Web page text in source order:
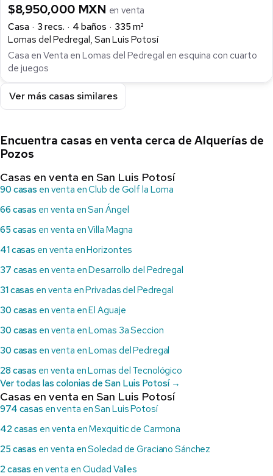
$8,950,000 MXN en venta
Casa
3 recs. 4 baños
335 m²
Lomas del Pedregal, San Luis Potosí
Casa en Venta en Lomas del Pedregal en esquina con cuarto
de juegos
Ver más casas similares
Encuentra casas en venta cerca de Alquerías de
Pozos
Casas en venta en San Luis Potosí
90 casas en venta en Club de Golf la Loma
66 casas en venta en San Ángel
65 casas en venta en Villa Magna
41 casas en venta en Horizontes
37 casas en venta en Desarrollo del Pedregal
31 casas en venta en Privadas del Pedregal
30 casas en venta en El Aguaje
30 casas en venta en Lomas 3a Seccion
30 casas en venta en Lomas del Pedregal
28 casas en venta en Lomas del Tecnológico
Ver todas las colonias de San Luis Potosí →
Casas en venta en San Luis Potosí
974 casas en venta en San Luis Potosí
42 casas en venta en Mexquitic de Carmona
25 casas en venta en Soledad de Graciano Sánchez
2 casas en venta en Ciudad Valles